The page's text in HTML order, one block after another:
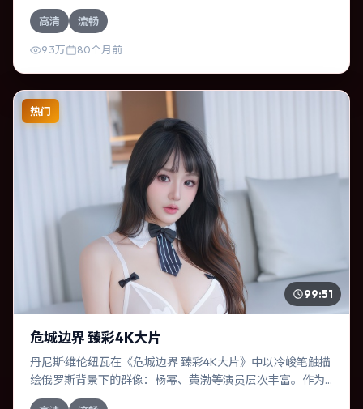
于澳大利亚，围绕一次意外选择展开连锁反应；配乐与色彩
高度服务于主题，结尾留白耐人寻味。
高清 流畅
9.3万 80个月前
热门
99:51
危城边界 臻彩4K大片
丹尼斯·维伦纽瓦在《危城边界 臻彩4K大片》中以冷峻笔触描
绘俄罗斯背景下的群像：杨幂、黄渤等演员层次丰富。作为
一部奇幻作品，故事从日常裂缝切入，逐步推向不可逆转的